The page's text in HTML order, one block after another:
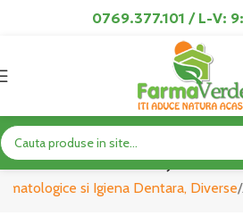
0769.377.101 / L-V:
Antiinflamator,
si Igiena Dentara, Diverse